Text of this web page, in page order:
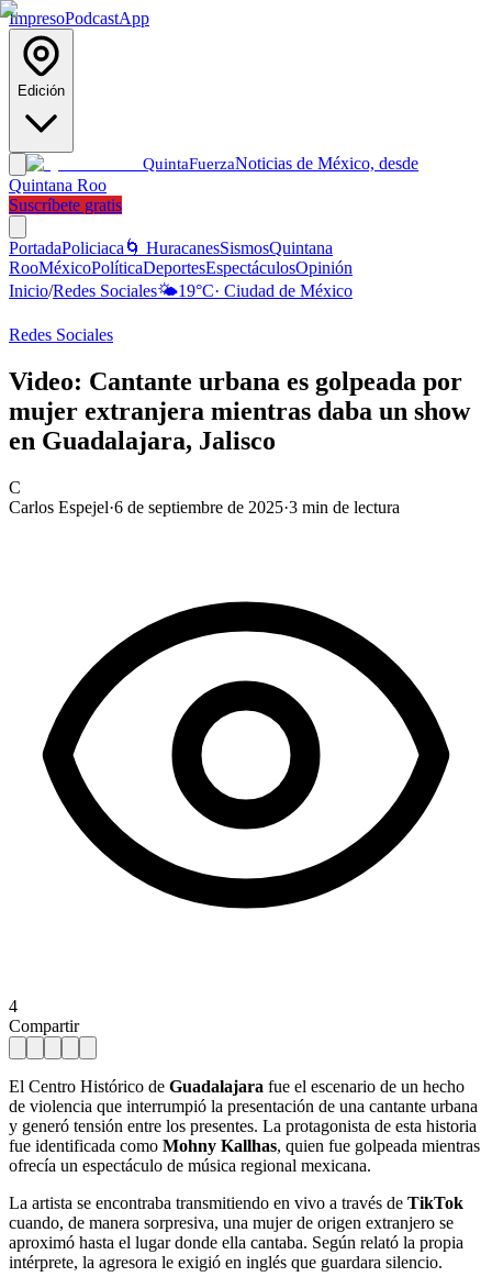
ImpresoPodcastApp
Edición
QuintaFuerzaNoticias de México, desde
Quintana Roo
Suscríbete gratis
PortadaPoliciaca 🌀 HuracanesSismosQuintana
RooMéxicoPolíticaDeportesEspectáculosOpinión
Inicio/Redes Sociales🌤️19°C· Ciudad de México
Redes Sociales
Video: Cantante urbana es golpeada por
mujer extranjera mientras daba un show
en Guadalajara, Jalisco
C
Carlos Espejel·6 de septiembre de 2025·3 min de lectura
4
Compartir
El Centro Histórico de Guadalajara fue el escenario de un hecho
de violencia que interrumpió la presentación de una cantante urbana
y generó tensión entre los presentes. La protagonista de esta historia
fue identificada como Mohny Kallhas, quien fue golpeada mientras
ofrecía un espectáculo de música regional mexicana.
La artista se encontraba transmitiendo en vivo a través de TikTok
cuando, de manera sorpresiva, una mujer de origen extranjero se
aproximó hasta el lugar donde ella cantaba. Según relató la propia
intérprete, la agresora le exigió en inglés que guardara silencio.